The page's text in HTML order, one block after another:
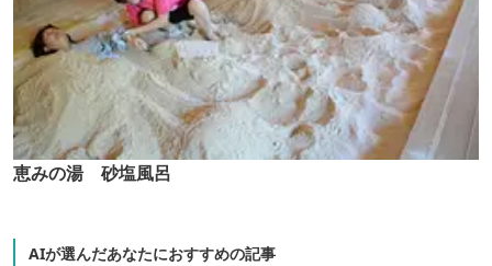
恵みの湯 砂塩風呂
AIが選んだあなたにおすすめの記事